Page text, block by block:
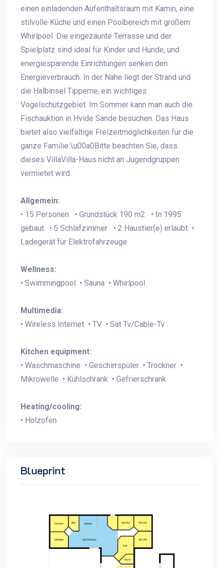
einen einladenden Aufenthaltsraum mit Kamin, eine
stilvolle Küche und einen Poolbereich mit großem
Whirlpool. Die eingezäunte Terrasse und der
Spielplatz sind ideal für Kinder und Hunde, und
energiesparende Einrichtungen senken den
Energieverbrauch. In der Nähe liegt der Strand und
die Halbinsel Tipperne, ein wichtiges
Vogelschutzgebiet. Im Sommer kann man auch die
Fischauktion in Hvide Sande besuchen. Das Haus
bietet also vielfältige Freizeitmöglichkeiten für die
ganze Familie.\u00a0Bitte beachten Sie, dass
dieses VillaVilla-Haus nicht an Jugendgruppen
vermietet wird.
Allgemein:
• 15 Personen • Grundstück 190 m2 • In 1995
gebaut. • 5 Schlafzimmer • 2 Haustier(e) erlaubt •
Ladegerät für Elektrofahrzeuge
Wellness:
• Swimmingpool • Sauna • Whirlpool
Multimedia:
• Wireless Internet • TV • Sat Tv/Cable-Tv
Kitchen equipment:
• Waschmaschine • Geschirrspüler • Trockner •
Mikrowelle • Kühlschrank • Gefrierschrank
Heating/cooling:
• Holzofen
Blueprint